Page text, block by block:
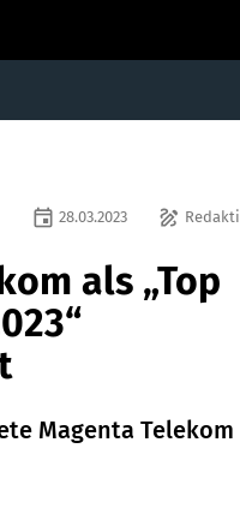
draw
event 28.03.2023
als „Top
Magenta Telekom